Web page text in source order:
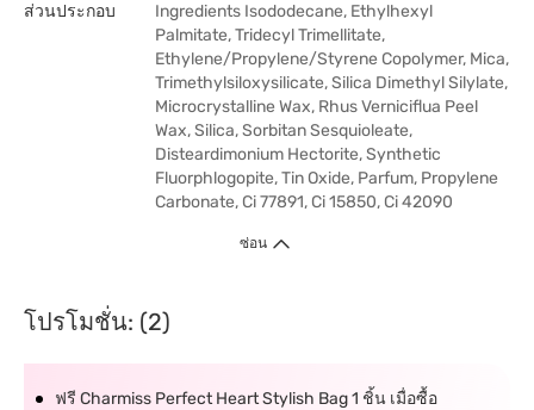
ส่วนประกอบ
Ingredients Isododecane, Ethylhexyl
Palmitate, Tridecyl Trimellitate,
Ethylene/Propylene/Styrene Copolymer, Mica,
Trimethylsiloxysilicate, Silica Dimethyl Silylate,
Microcrystalline Wax, Rhus Verniciflua Peel
Wax, Silica, Sorbitan Sesquioleate,
Disteardimonium Hectorite, Synthetic
Fluorphlogopite, Tin Oxide, Parfum, Propylene
Carbonate, Ci 77891, Ci 15850, Ci 42090
ซ่อน
โปรโมชั่น: (2)
ฟรี Charmiss Perfect Heart Stylish Bag 1 ชิ้น เมื่อซื้อ